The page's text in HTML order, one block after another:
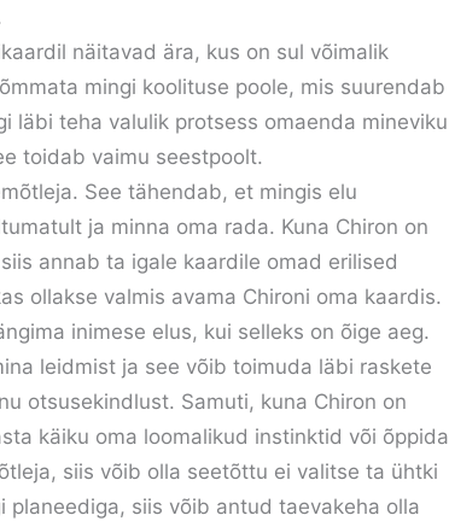
näitavad ära, kus on sul võimalik
mingi koolituse poole, mis suurendab
läbi teha valulik protsess omaenda mineviku
toidab vaimu seestpoolt.
See tähendab, et mingis elu
ja minna oma rada. Kuna Chiron on
annab ta igale kaardile omad erilised
ollakse valmis avama Chironi oma kaardis.
inimese elus, kui selleks on õige aeg.
leidmist ja see võib toimuda läbi raskete
otsusekindlust. Samuti, kuna Chiron on
käiku oma loomalikud instinktid või õppida
siis võib olla seetõttu ei valitse ta ühtki
planeediga, siis võib antud taevakeha olla